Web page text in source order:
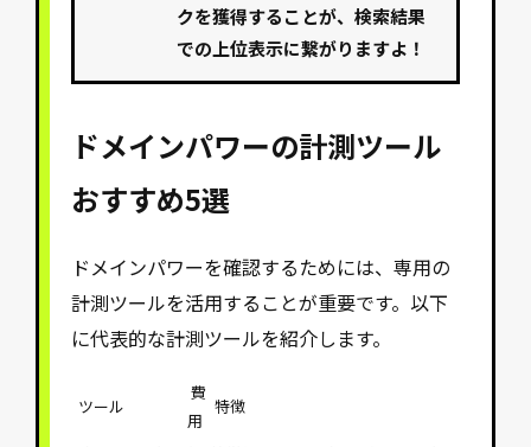
クを獲得することが、検索結果
での上位表示に繋がりますよ！
ドメインパワーの計測ツール
おすすめ5選
ドメインパワーを確認するためには、専用の
計測ツールを活用することが重要です。以下
に代表的な計測ツールを紹介します。
ツール
費
用
特徴